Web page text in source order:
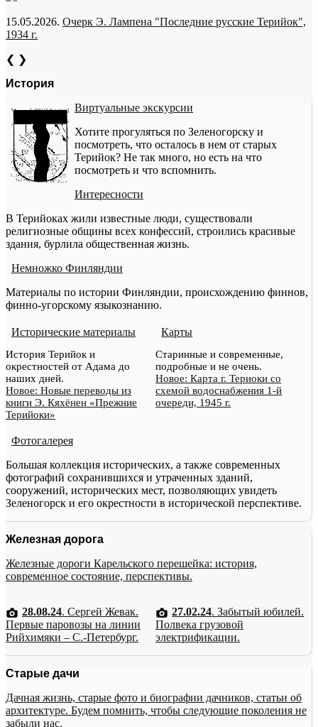
15.05.2026. Очерк Э. Лампена "Последние русские Терийок",
1934 г.
❮ ❯
История
Виртуальные экскурсии
Хотите прогуляться по Зеленогорску и
посмотреть, что осталось в нем от старых
Терийок? Не так много, но есть на что
посмотреть и что вспомнить.
Интересности
В Терийоках жили известные люди, существовали
религиозные общины всех конфессий, строились красивые
здания, бурлила общественная жизнь.
Немножко Финляндии
Материалы по истории Финляндии, происхождению финнов,
финно-угорскому языкознанию.
Исторические материалы
История Терийок и
окрестностей от Адама до
наших дней.
Новое: Новые переводы из
книги Э. Кяхёнен «Прежние
Терийоки»
Карты
Старинные и современные,
подробные и не очень.
Новое: Карта г. Териоки со
схемой водоснабжения 1-й
очереди, 1945 г.
Фотогалерея
Большая коллекция исторических, а также современных
фотографий сохранившихся и утраченных зданий,
сооружений, исторических мест, позволяющих увидеть
Зеленогорск и его окрестности в исторической перспективе.
Железная дорога
Железные дороги Карельского перешейка: история,
современное состояние, перспективы.
28.08.24. Сергей Жевак.
Первые паровозы на линии
Рийхимяки – С.-Петербург.
27.02.24. Забытый юбилей.
Полвека грузовой
электрификации.
Старые дачи
Дачная жизнь, старые фото и биографии дачников, статьи об
архитектуре. Будем помнить, чтобы следующие поколения не
забыли нас.